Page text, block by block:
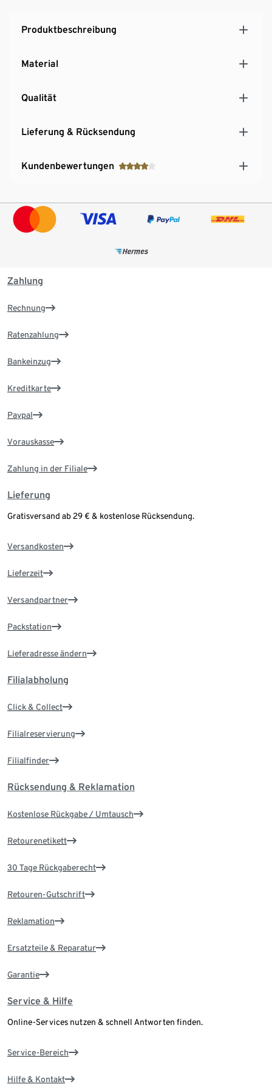
Produktbeschreibung
Material
Qualität
Lieferung & Rücksendung
Kundenbewertungen
Zahlung
Rechnung
Ratenzahlung
Bankeinzug
Kreditkarte
Paypal
Vorauskasse
Zahlung in der Filiale
Lieferung
Gratisversand ab 29 € & kostenlose Rücksendung.
Versandkosten
Lieferzeit
Versandpartner
Packstation
Lieferadresse ändern
Filialabholung
Click & Collect
Filialreservierung
Filialfinder
Rücksendung & Reklamation
Kostenlose Rückgabe / Umtausch
Retourenetikett
30 Tage Rückgaberecht
Retouren-Gutschrift
Reklamation
Ersatzteile & Reparatur
Garantie
Service & Hilfe
Online-Services nutzen & schnell Antworten finden.
Service-Bereich
Hilfe & Kontakt